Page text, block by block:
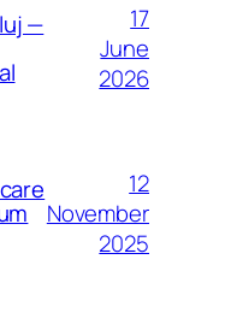
—
17
June
2026
12
November
2025